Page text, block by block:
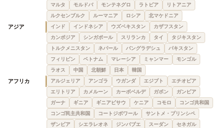
マルタ
モルドバ モンテネグロ ラトビア
リトアニア
ルクセンブルク
ルーマニア ロシア 北マケドニア
アジア インド インドネシア ウズベキスタン
カザフスタン
カンボジア
シンガポール スリランカ タイ
タジキスタン
トルクメニスタン
ネパール バングラデシュ
パキスタン
フィリピン
ベトナム マレーシア ミャンマー
モンゴル
ラオス
中国 北朝鮮 日本 韓国
アフリカ アルジェリア アンゴラ ウガンダ エジプト
エチオピア
エリトリア
カメルーン カーボベルデ ガボン
ガンビア
ガーナ
ギニア ギニアビサウ ケニア コモロ
コンゴ共和国
コンゴ民主共和国
コートジボワール
サントメ・プリンシペ
ザンビア
シエラレオネ ジンバブエ スーダン
セネガル